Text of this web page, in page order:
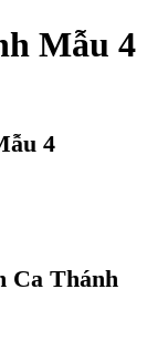
Mẫu 4
4
Ca Thánh